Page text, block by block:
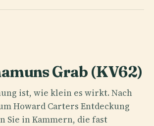
Grab (KV62)
ist, wie klein es wirkt. Nach
Howard Carters Entdeckung
Sie in Kammern, die fast